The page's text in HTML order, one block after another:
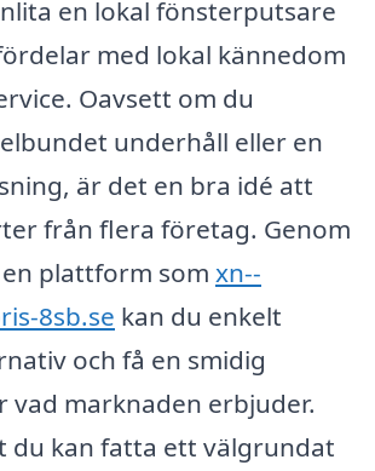
en lokal fönsterputsare
med lokal kännedom
Oavsett om du
underhåll eller en
är det en bra idé att
från flera företag. Genom
plattform som xn--
8sb.se kan du enkelt
och få en smidig
vad marknaden erbjuder.
du kan fatta ett välgrundat